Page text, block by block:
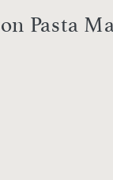
Pasta